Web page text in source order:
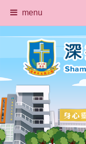
menu